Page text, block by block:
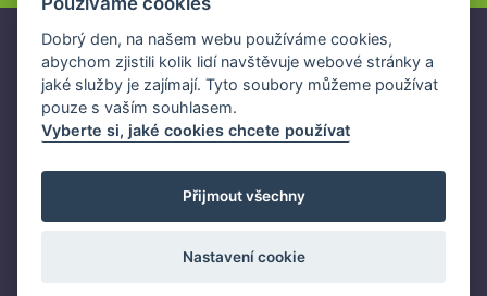
Pojistné produkty jsou nabízeny společností
www.POJISTENI.cz, a.s. na základě platné licence České
národní banky (ČNB).
Licence ČNB umožňuje www.POJISTENI.cz, a.s. poskytovat
v ČR.
Dobrý den, na našem webu používáme cookies,
abychom zjistili kolik lidí navštěvuje webové stránky a
jaké služby je zajímají. Tyto soubory můžeme používat
pouze s vaším souhlasem.
Vyberte si, jaké cookies chcete používat
Přijmout všechny
Nastavení cookie